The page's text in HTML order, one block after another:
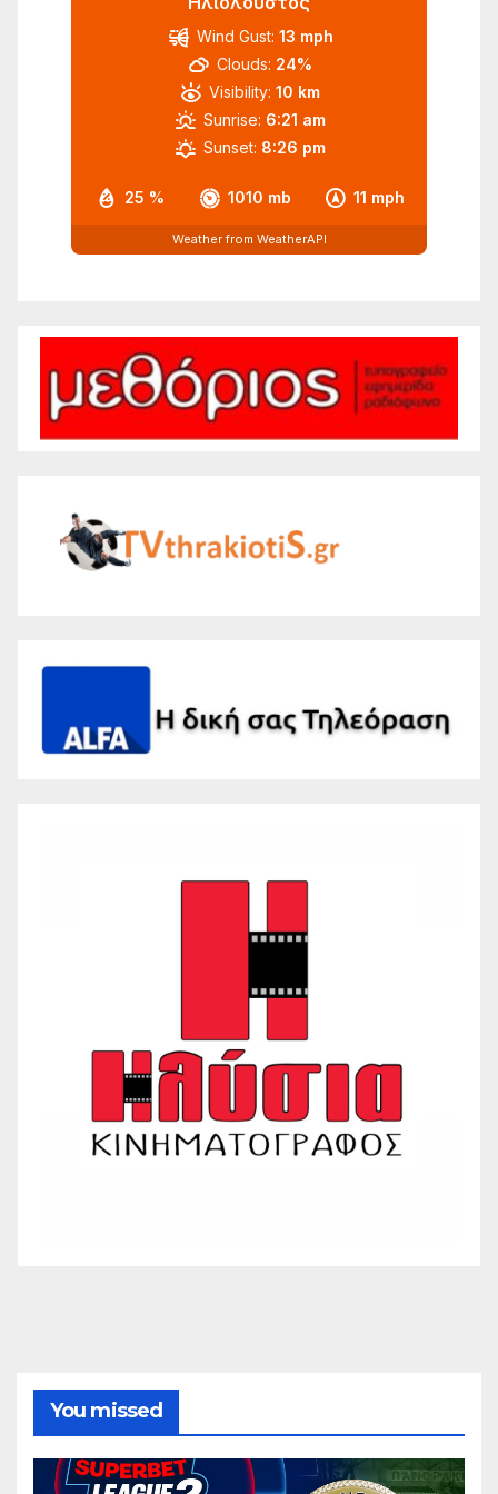
25 % 1010 mb 11 mph
Wind Gust: 13 mph
Clouds: 24%
Visibility: 10 km
Sunrise: 6:21 am
Sunset: 8:26 pm
Weather from WeatherAPI
You missed